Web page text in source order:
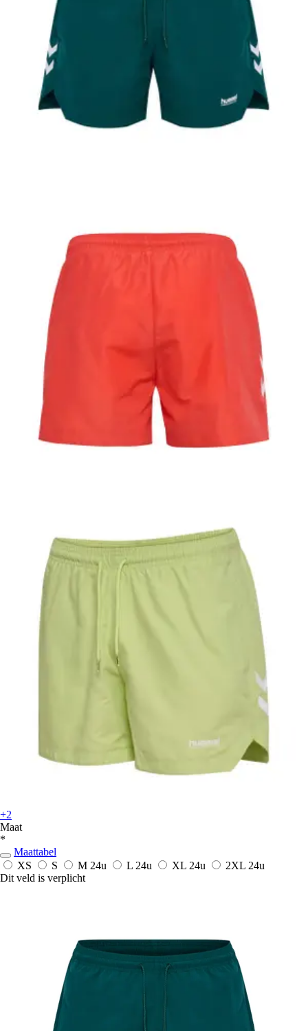
+2
Maat
*
Maattabel
XS
S M 24u L 24u XL 24u 2XL 24u
Dit veld is verplicht